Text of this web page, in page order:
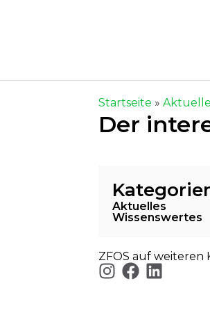
Startseite »
Der
Aktuelles
Wissenswertes
ZFOS auf weiteren